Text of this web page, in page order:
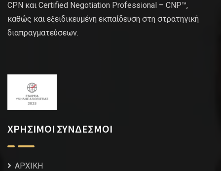
CPN και Certified Negotiation Professional – CNP™,
καθώς και εξειδικευμένη εκπαίδευση στη στρατηγική
διαπραγματεύσεων.
ΧΡΗΣΙΜΟΙ ΣΥΝΔΕΣΜΟΙ
ΑΡΧΙΚΗ